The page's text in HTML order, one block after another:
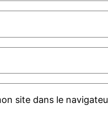
site dans le